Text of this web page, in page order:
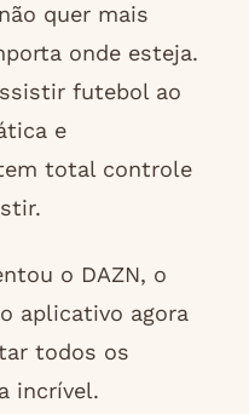
quer mais
onde esteja.
futebol ao
e
total controle
o DAZN, o
aplicativo agora
todos os
incrível.